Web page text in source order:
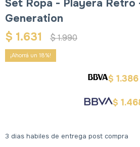
Set Ropa - Playera Retro
Generation
$ 1.631 $1.990
18
$ 1.386
$
3 dias habiles de entrega post compra